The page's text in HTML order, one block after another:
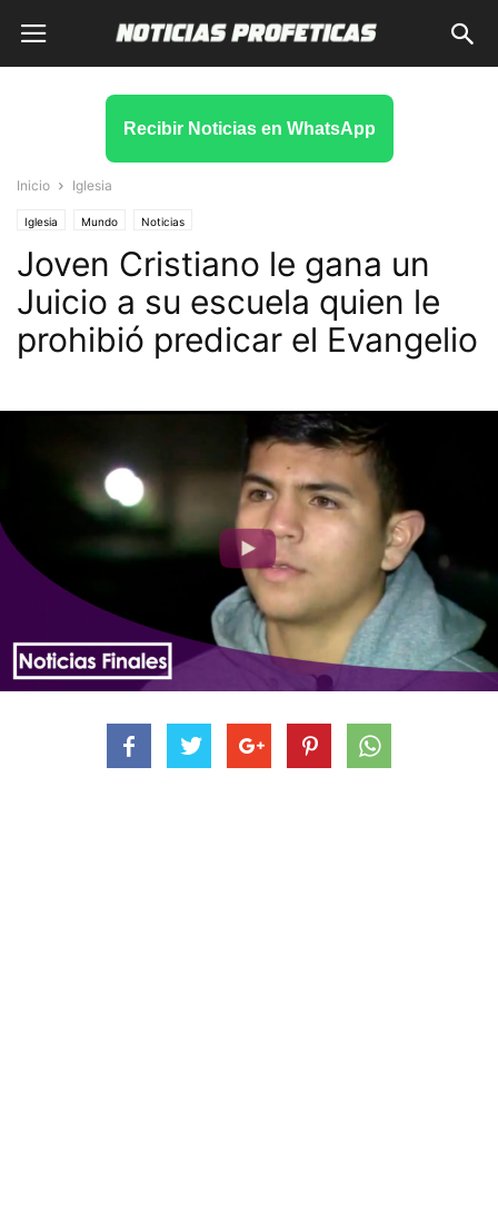
Recibir Noticias en WhatsApp
Inicio Iglesia
Iglesia Mundo Noticias
Joven Cristiano le gana un
Juicio a su escuela quien le
prohibió predicar el Evangelio